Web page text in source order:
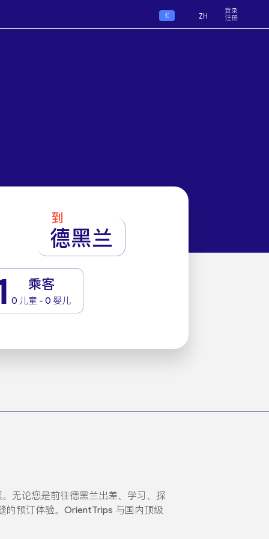
€ ZH
登录
注册
到
德黑兰
乘客
0 儿童 - 0 婴儿
无论您是前往德黑兰出差、学习、探
的预订体验。OrientTrips 与国内顶级